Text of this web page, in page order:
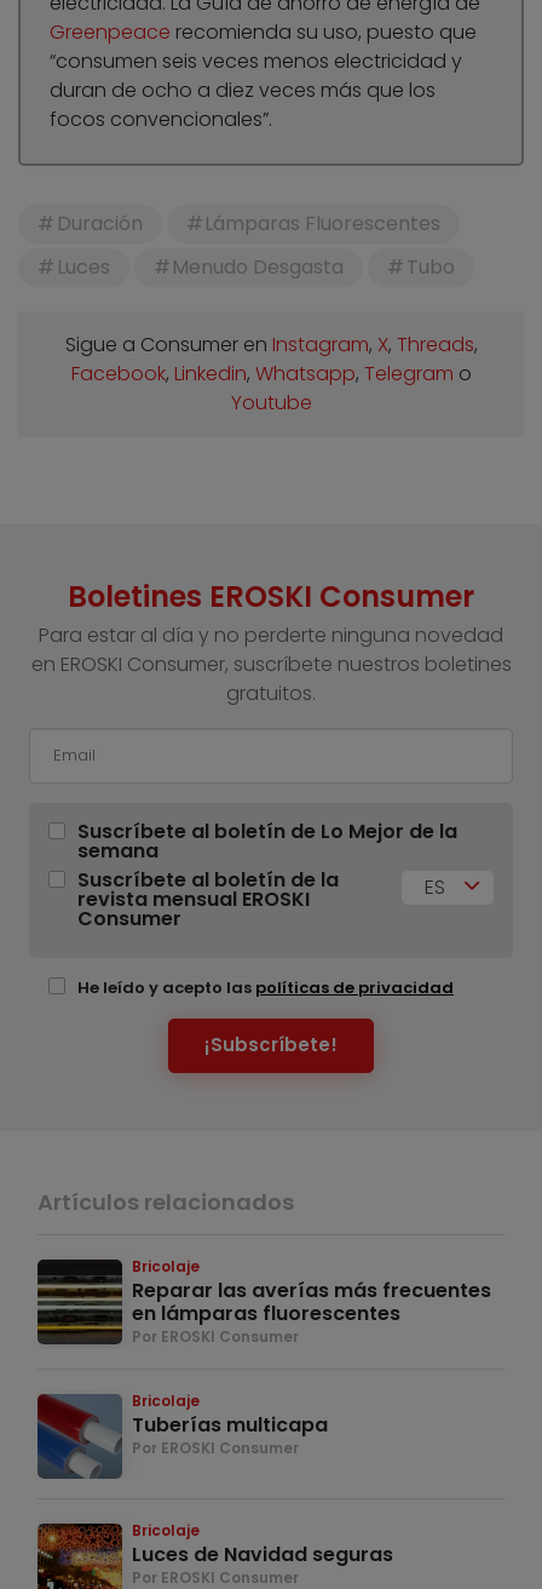
Greenpeace recomienda su uso, puesto que
“consumen seis veces menos electricidad y
duran de ocho a diez veces más que los
focos convencionales”.
Duración
Lámparas Fluorescentes
Luces
Menudo Desgasta Tubo
Sigue a Consumer en Instagram, X, Threads,
Facebook, Linkedin, Whatsapp, Telegram o
Youtube
Boletines EROSKI Consumer
Para estar al día y no perderte ninguna novedad
en EROSKI Consumer, suscríbete nuestros boletines
gratuitos.
Suscríbete al boletín de Lo Mejor de la
semana
Suscríbete al boletín de la
revista mensual EROSKI
Consumer
ES
He leído y acepto las políticas de privacidad
¡Subscríbete!
Artículos relacionados
Bricolaje
Reparar las averías más frecuentes
en lámparas fluorescentes
Por EROSKI Consumer
Bricolaje
Tuberías multicapa
Por EROSKI Consumer
Bricolaje
Luces de Navidad seguras
Por EROSKI Consumer